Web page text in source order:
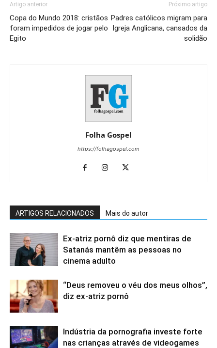
Artigo anterior
Copa do Mundo 2018: cristãos
foram impedidos de jogar pelo
Egito
Próximo artigo
Padres católicos migram para
Igreja Anglicana, cansados da
solidão
Folha Gospel
https://folhagospel.com
ARTIGOS RELACIONADOS Mais do autor
Ex-atriz pornô diz que mentiras de
Satanás mantêm as pessoas no
cinema adulto
“Deus removeu o véu dos meus olhos”,
diz ex-atriz pornô
Indústria da pornografia investe forte
nas crianças através de videogames